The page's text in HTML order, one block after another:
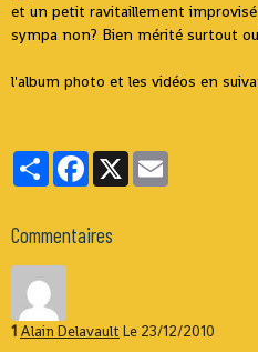
et un petit ravitaillement improvisé
sympa non? Bien mérité surtout
l'album photo et les vidéos en
PartagerFacebook
X
Commentaires
1 Alain Delavault Le 23/12/2010